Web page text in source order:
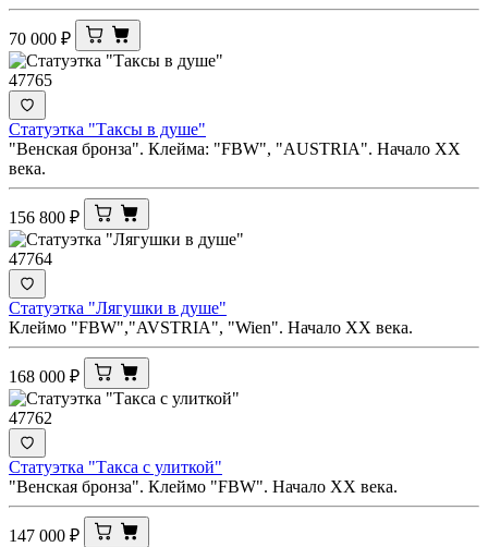
70 000 ₽
47765
Статуэтка "Таксы в душе"
"Венская бронза". Клейма: "FBW", "AUSTRIA". Начало ХХ
века.
156 800 ₽
47764
Статуэтка "Лягушки в душе"
Клеймо "FBW","AVSTRIA", "Wien". Начало ХХ века.
168 000 ₽
47762
Статуэтка "Такса с улиткой"
"Венская бронза". Клеймо "FBW". Начало ХХ века.
147 000 ₽